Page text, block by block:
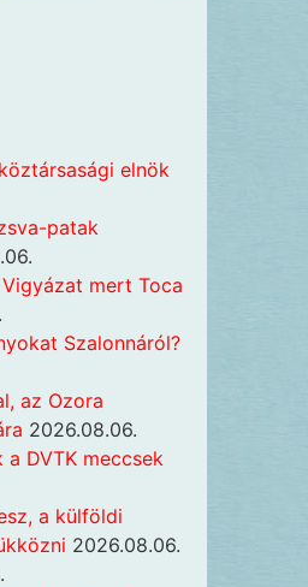
elnök
patak
mert Toca
Szalonnáról?
az Ozora
2026.08.06.
DVTK meccsek
a külföldi
2026.08.06.